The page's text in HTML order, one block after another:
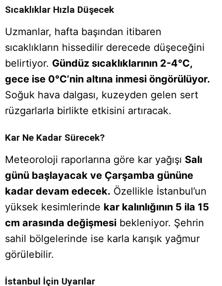
Sıcaklıklar Hızla Düşecek
Uzmanlar, hafta başından itibaren
sıcaklıkların hissedilir derecede düşeceğini
belirtiyor. Gündüz sıcaklıklarının 2-4°C,
gece ise 0°C’nin altına inmesi öngörülüyor.
Soğuk hava dalgası, kuzeyden gelen sert
rüzgarlarla birlikte etkisini artıracak.
Kar Ne Kadar Sürecek?
Meteoroloji raporlarına göre kar yağışı Salı
günü başlayacak ve Çarşamba gününe
kadar devam edecek. Özellikle İstanbul’un
yüksek kesimlerinde kar kalınlığının 5 ila 15
cm arasında değişmesi bekleniyor. Şehrin
sahil bölgelerinde ise karla karışık yağmur
görülebilir.
İstanbul İçin Uyarılar